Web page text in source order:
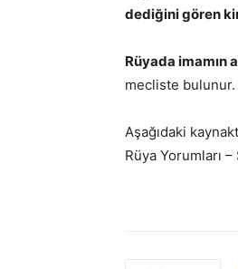
dediğini gören
Rüyada imamın
mecliste bulunur.
Aşağıdaki
Rüya Yorumları